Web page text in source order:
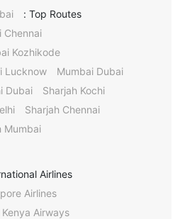
Top Routes :
Chennai
Kozhikode
Mumbai Dubai
Lucknow
Sharjah Kochi
Dubai
Sharjah Chennai
Mumbai
Airlines :
Airlines
Kenya Airways